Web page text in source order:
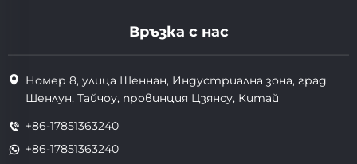
Връзка с нас
Номер 8, улица Шеннан, Индустриална зона, град
Шенлун, Тайчоу, провинция Цзянсу, Китай
+86-17851363240
+86-17851363240